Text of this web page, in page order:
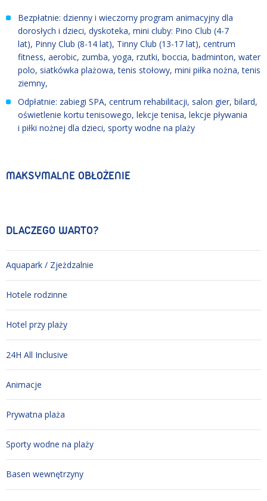
Bezpłatnie: dzienny i wieczorny program animacyjny dla
dorosłych i dzieci, dyskoteka, mini cluby: Pino Club (4-7
lat), Pinny Club (8-14 lat), Tinny Club (13-17 lat), centrum
fitness, aerobic, zumba, yoga, rzutki, boccia, badminton, water
polo, siatkówka plażowa, tenis stołowy, mini piłka nożna, tenis
ziemny,
Odpłatnie: zabiegi SPA, centrum rehabilitacji, salon gier, bilard,
oświetlenie kortu tenisowego, lekcje tenisa, lekcje pływania
i piłki nożnej dla dzieci, sporty wodne na plaży
MAKSYMALNE OBŁOŻENIE
DLACZEGO WARTO?
Aquapark / Zjeżdzalnie
Hotele rodzinne
Hotel przy plaży
24H All Inclusive
Animacje
Prywatna plaża
Sporty wodne na plaży
Basen wewnętrzyny